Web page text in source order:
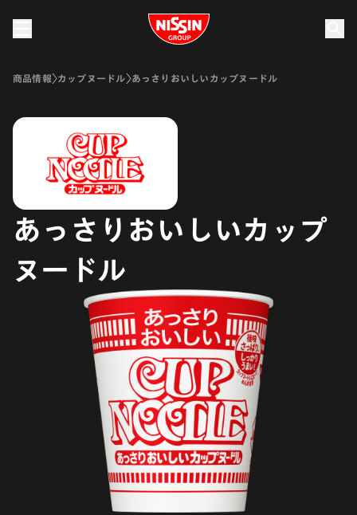
Nissin Group
商品情報 カップヌードル あっさりおいしいカップヌードル
あっさりおいしいカップ
ヌードル